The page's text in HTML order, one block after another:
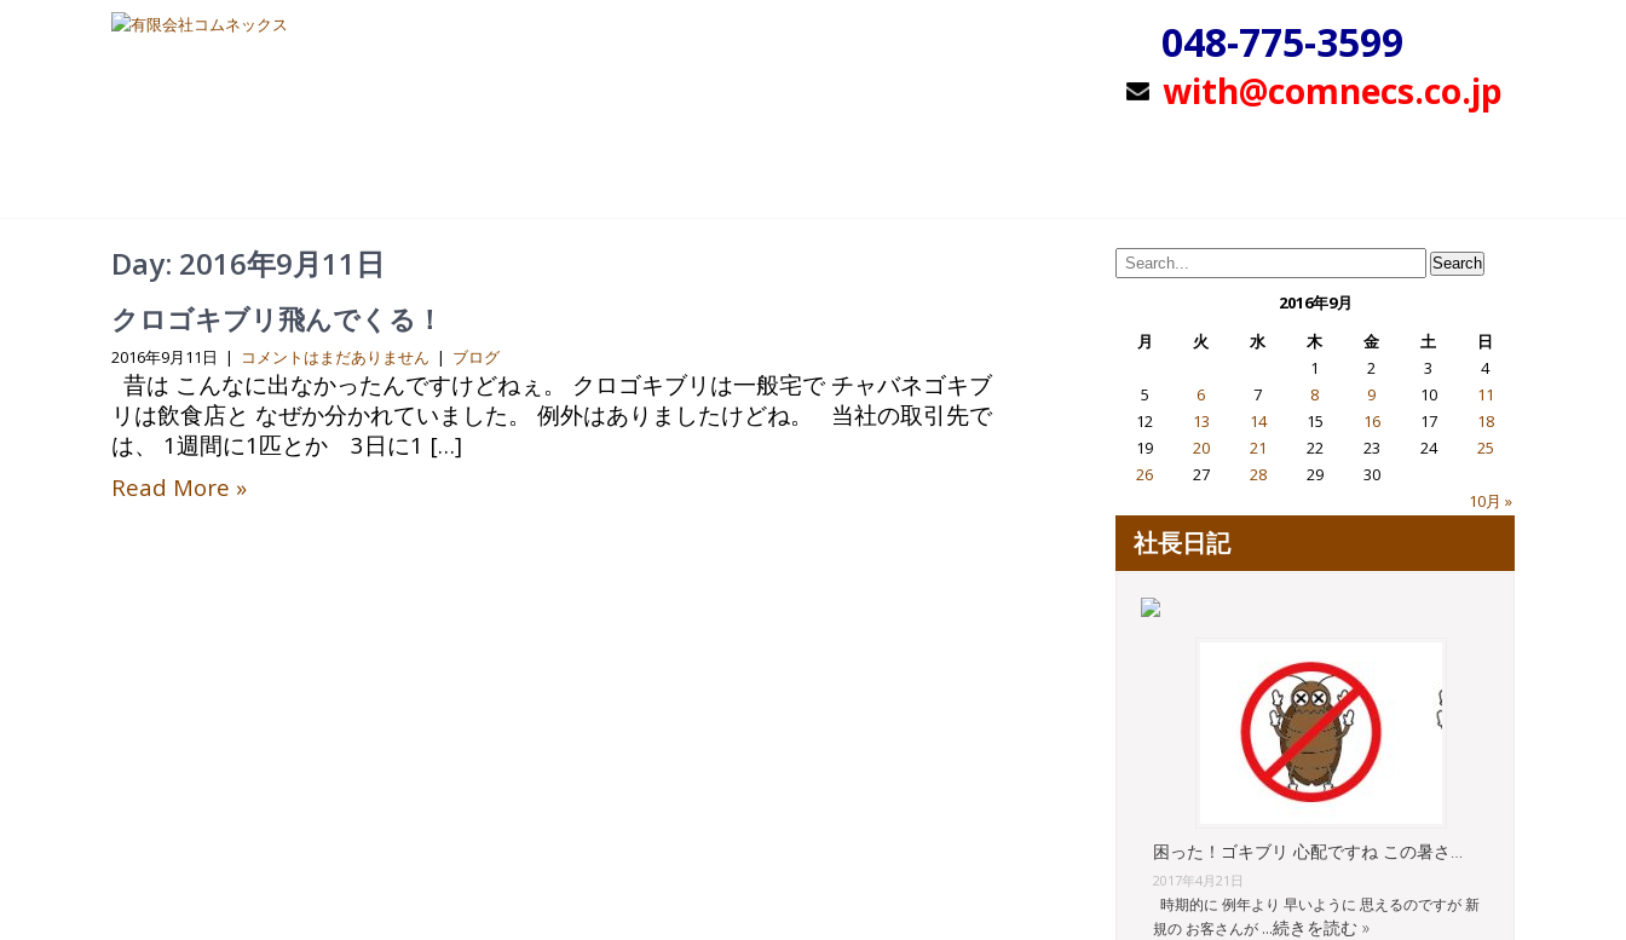
048-775-3599
with@comnecs.co.jp
Day: 2016年9月11日
クロゴキブリ飛んでくる！
2016年9月11日 | コメントはまだありません | ブログ
昔は こんなに出なかったんですけどねぇ。 クロゴキブリは一般宅で チャバネゴキブ
リは飲食店と なぜか分かれていました。 例外はありましたけどね。 当社の取引先で
は、 1週間に1匹とか 3日に1 […]
Read More »
2016年9月
月
火 水 木 金 土 日
10月 »
1 2 3
4
5
6 7 8 9 10
11
12
13 14 15 16 17
18
19
20 21 22 23 24
25
26
27 28 29 30
社長日記
困った！ゴキブリ 心配ですね この暑さ…
2017年4月21日
時期的に 例年より 早いように 思えるのですが 新
規の お客さんが …続きを読む »